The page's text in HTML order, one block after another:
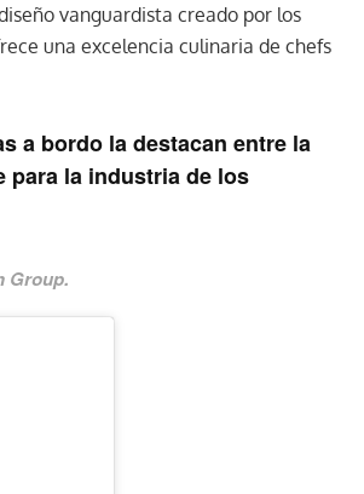
vanguardista creado por los
una excelencia culinaria de chefs
a bordo la destacan entre la
para la industria de los
Group.